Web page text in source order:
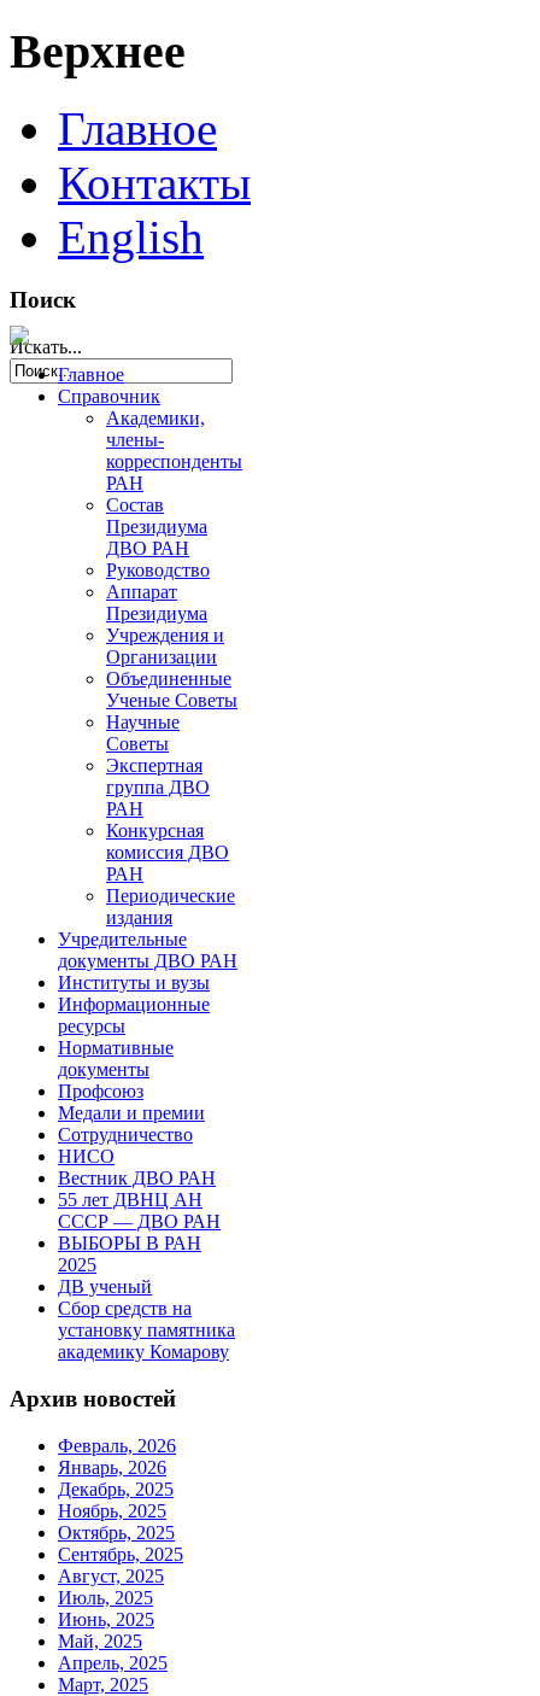
Верхнее
Главное
Контакты
English
Поиск
Искать...
Главное
Справочник
Академики,
члены-
корреспонденты
РАН
Состав
Президиума
ДВО РАН
Руководство
Аппарат
Президиума
Учреждения и
Организации
Объединенные
Ученые Советы
Научные
Советы
Экспертная
группа ДВО
РАН
Конкурсная
комиссия ДВО
РАН
Периодические
издания
Учредительные
документы ДВО РАН
Институты и вузы
Информационные
ресурсы
Нормативные
документы
Профсоюз
Медали и премии
Сотрудничество
НИСО
Вестник ДВО РАН
55 лет ДВНЦ АН
СССР — ДВО РАН
ВЫБОРЫ В РАН
2025
ДВ ученый
Сбор средств на
установку памятника
академику Комарову
Архив новостей
Февраль, 2026
Январь, 2026
Декабрь, 2025
Ноябрь, 2025
Октябрь, 2025
Сентябрь, 2025
Август, 2025
Июль, 2025
Июнь, 2025
Май, 2025
Апрель, 2025
Март, 2025